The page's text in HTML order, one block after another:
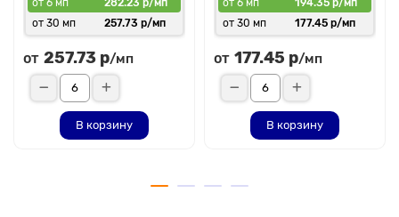
от 6 мп
282.23 р/мп
от 30 мп
257.73 р/мп
от 257.73 р/мп
В корзину
от 6 мп
194.35 р/мп
от 30 мп
177.45 р/мп
от 177.45 р/мп
В корзину